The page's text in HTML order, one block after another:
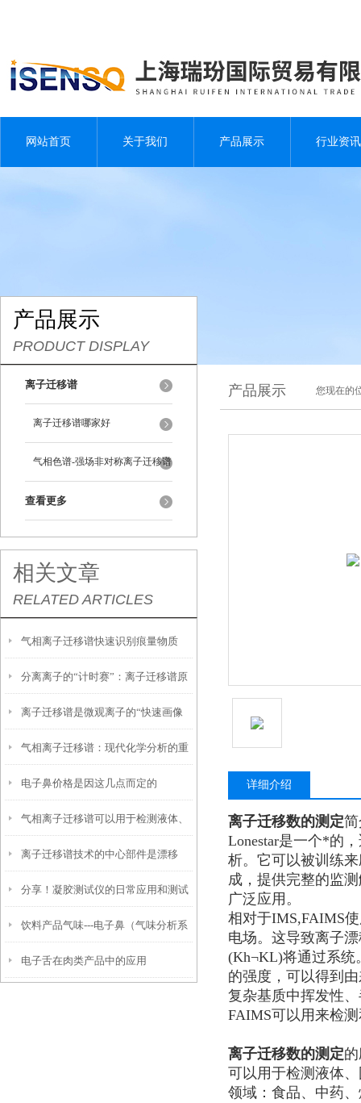
网站首页 关于我们 产品展示 行业资讯
产品展示
PRODUCT DISPLAY
离子迁移谱
离子迁移谱哪家好
气相色谱-强场非对称离子迁移谱
查看更多
相关文章
RELATED ARTICLES
气相离子迁移谱快速识别痕量物质
的“嗅觉雷达”
分离离子的“计时赛”：离子迁移谱原
理探秘
离子迁移谱是微观离子的“快速画像
师”——解析工作原理与优势
气相离子迁移谱：现代化学分析的重
要工具
电子鼻价格是因这几点而定的
气相离子迁移谱可以用于检测液体、
固体和气体混合物中的各种易挥发物
离子迁移谱技术的中心部件是漂移
管，其工作原理如下
分享！凝胶测试仪的日常应用和测试
方法
饮料产品气味---电子鼻（气味分析系
统）在茶叶及其制品品质鉴别中的应
电子舌在肉类产品中的应用
产品展示 您现在的
详细介绍
离子迁移数的测定
Lonestar是一个*的
析。它可以被训练
成，提供完整的监
广泛应用。
相对于IMS,FAIMS
电场。这导致离子
(Kh¬KL)将通过系统
的强度，可以得到
复杂基质中挥发性
FAIMS可以用来检
离子迁移数的测定
可以用于检测液体
领域：食品、中药